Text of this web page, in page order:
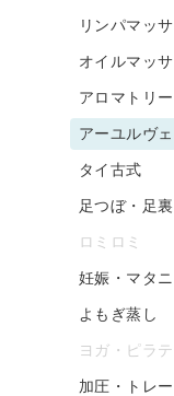
リンパマッ
オイルマッ
アロマトリ
アーユルヴ
タイ古式
足つぼ・足
ロミロミ
妊娠・マタニ
よもぎ蒸し
ヨガ・ピラ
加圧・トレ